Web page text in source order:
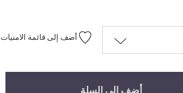
أضف إلى قائمة الامنيات
أضف إلى السلة